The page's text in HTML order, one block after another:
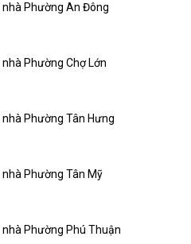
Phường An Đông
Phường Chợ Lớn
Phường Tân Hưng
Phường Tân Mỹ
Phường Phú Thuận